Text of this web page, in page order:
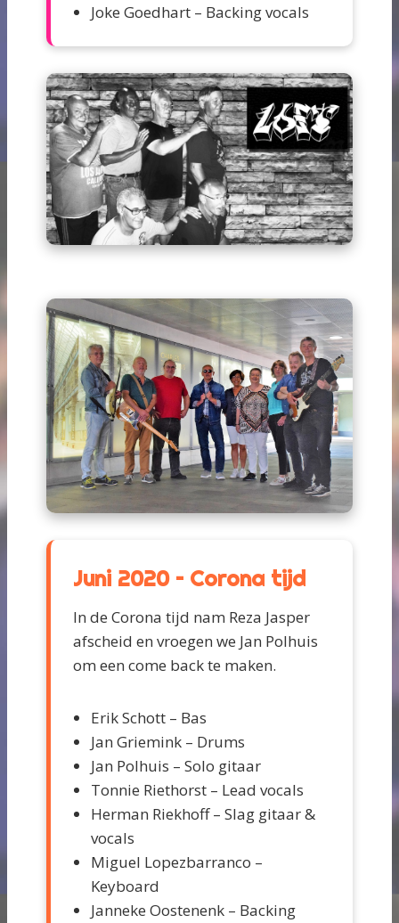
Joke Goedhart – Backing vocals
Juni 2020 – Corona tijd
In de Corona tijd nam Reza Jasper
afscheid en vroegen we Jan Polhuis
om een come back te maken.
Erik Schott – Bas
Jan Griemink – Drums
Jan Polhuis – Solo gitaar
Tonnie Riethorst – Lead vocals
Herman Riekhoff – Slag gitaar &
vocals
Miguel Lopezbarranco –
Keyboard
Janneke Oostenenk – Backing